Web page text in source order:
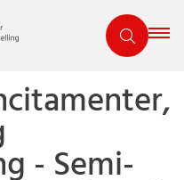
- Semi-